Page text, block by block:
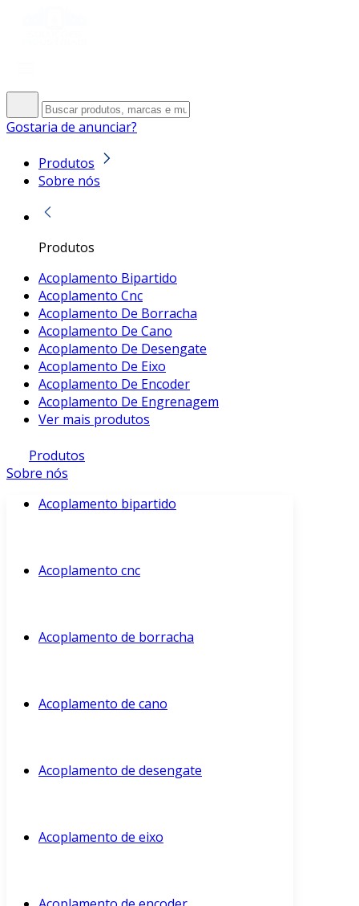
Gostaria de anunciar?
Produtos
Sobre nós
Produtos
Acoplamento Bipartido
Acoplamento Cnc
Acoplamento De Borracha
Acoplamento De Cano
Acoplamento De Desengate
Acoplamento De Eixo
Acoplamento De Encoder
Acoplamento De Engrenagem
Ver mais produtos
Produtos
Sobre nós
Acoplamento bipartido
Acoplamento cnc
Acoplamento de borracha
Acoplamento de cano
Acoplamento de desengate
Acoplamento de eixo